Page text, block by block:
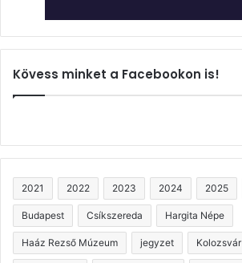
Kövess minket a Facebookon is!
2021 2022 2023 2024 2025
Budapest Csíkszereda Hargita Népe
Haáz Rezső Múzeum jegyzet Kolozsvár